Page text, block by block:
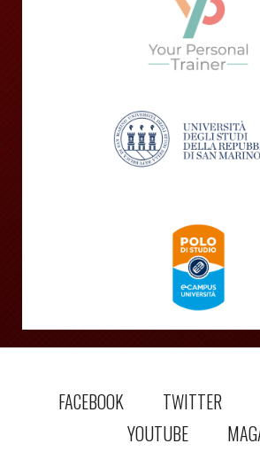
FACEBOOK TWITTER
YOUTUBE